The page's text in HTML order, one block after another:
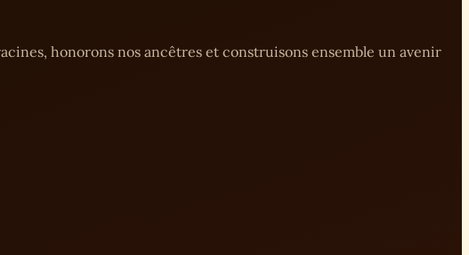
honorons nos ancêtres et construisons ensemble un avenir